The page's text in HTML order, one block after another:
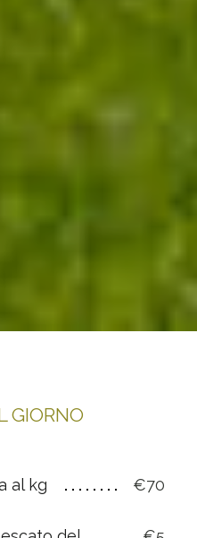
GIORNO
al kg €70